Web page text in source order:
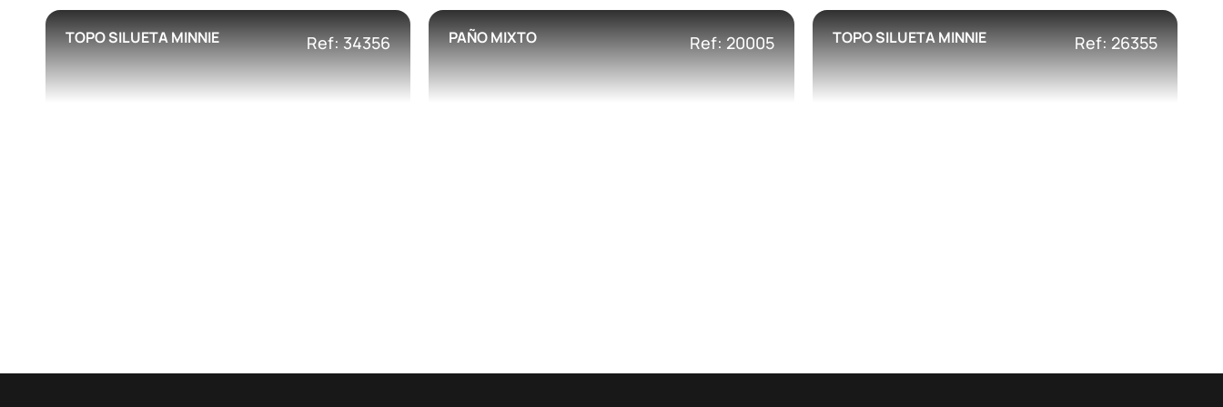
TOPO SILUETA MINNIE Ref: 34356 PAÑO MIXTO Ref: 20005 TOPO SILUETA MINNIE Ref: 26355